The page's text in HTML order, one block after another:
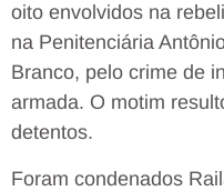
oito envolvidos na
na Penitenciária
Branco, pelo crime de
armada. O motim
detentos.
Foram condenados